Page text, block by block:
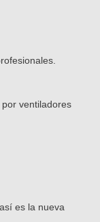
ventiladores
es la nueva